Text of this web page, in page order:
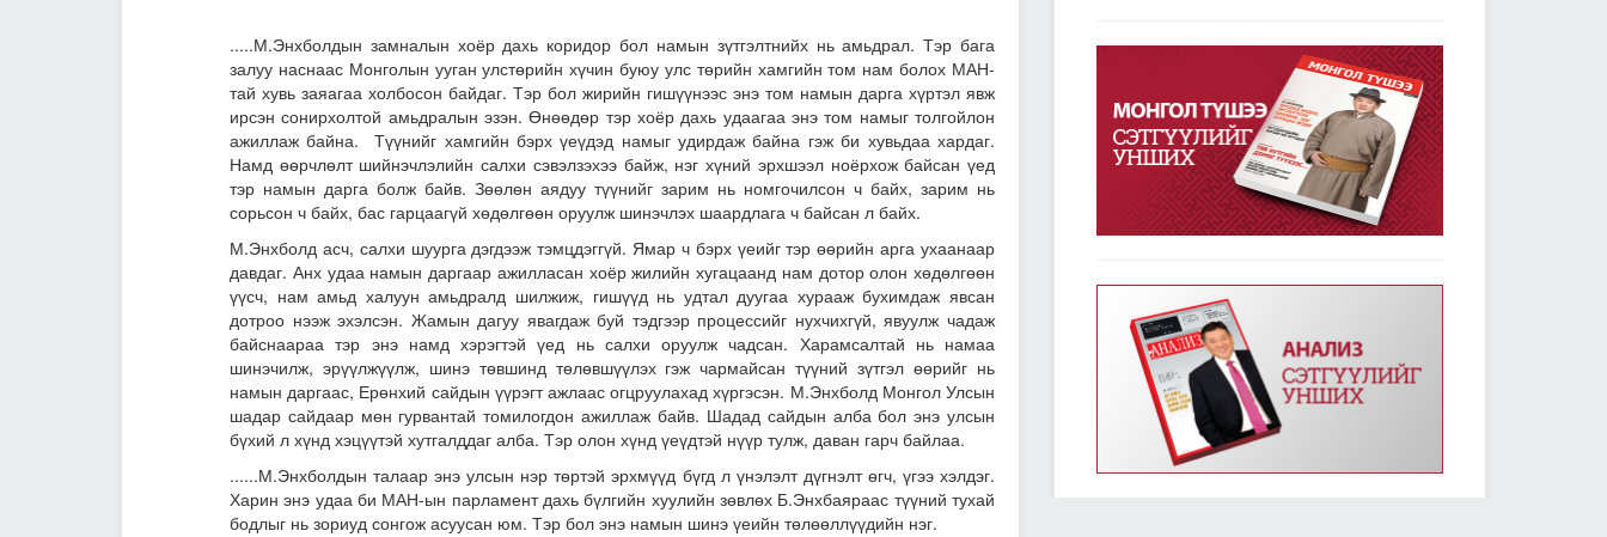
.....М.Энхболдын замналын хоёр дахь коридор бол намын зүтгэлтнийх нь амьдрал. Тэр бага
залуу наснаас Монголын ууган улстөрийн хүчин буюу улс төрийн хамгийн том нам болох МАН-
тай хувь заяагаа холбосон байдаг. Тэр бол жирийн гишүүнээс энэ том намын дарга хүртэл явж
ирсэн сонирхолтой амьдралын эзэн. Өнөөдөр тэр хоёр дахь удаагаа энэ том намыг толгойлон
ажиллаж байна. Түүнийг хамгийн бэрх үеүдэд намыг удирдаж байна гэж би хувьдаа хардаг.
Намд өөрчлөлт шийнэчлэлийн салхи сэвэлзэхээ байж, нэг хүний эрхшээл ноёрхож байсан үед
тэр намын дарга болж байв. Зөөлөн аядуу түүнийг зарим нь номгочилсон ч байх, зарим нь
сорьсон ч байх, бас гарцаагүй хөдөлгөөн оруулж шинэчлэх шаардлага ч байсан л байх.
М.Энхболд асч, салхи шуурга дэгдээж тэмцдэггүй. Ямар ч бэрх үеийг тэр өөрийн арга ухаанаар
давдаг. Анх удаа намын даргаар ажилласан хоёр жилийн хугацаанд нам дотор олон хөдөлгөөн
үүсч, нам амьд халуун амьдралд шилжиж, гишүүд нь удтал дуугаа хурааж бухимдаж явсан
дотроо нээж эхэлсэн. Жамын дагуу явагдаж буй тэдгээр процессийг нухчихгүй, явуулж чадаж
байснаараа тэр энэ намд хэрэгтэй үед нь салхи оруулж чадсан. Харамсалтай нь намаа
шинэчилж, эрүүлжүүлж, шинэ төвшинд төлөвшүүлэх гэж чармайсан түүний зүтгэл өөрийг нь
намын даргаас, Ерөнхий сайдын үүрэгт ажлаас огцруулахад хүргэсэн. М.Энхболд Монгол Улсын
шадар сайдаар мөн гурвантай томилогдон ажиллаж байв. Шадад сайдын алба бол энэ улсын
бүхий л хүнд хэцүүтэй хутгалддаг алба. Тэр олон хүнд үеүдтэй нүүр тулж, даван гарч байлаа.
......М.Энхболдын талаар энэ улсын нэр төртэй эрхмүүд бүгд л үнэлэлт дүгнэлт өгч, үгээ хэлдэг.
Харин энэ удаа би МАН-ын парламент дахь бүлгийн хуулийн зөвлөх Б.Энхбаяраас түүний тухай
бодлыг нь зориуд сонгож асуусан юм. Тэр бол энэ намын шинэ үеийн төлөөллүүдийн нэг.
УИХ-ын энэ долоо хоногийн үйл ажиллагааны
2019/01/21 2370
УИХ-ын чуулганы хуралдааны дэгийн тухай
хуульд нэмэлт оруулах тухай хуулийг баталж,
дөрвөн хуулийн төслийг анхны хэлэлцүүлэгт
2019/01/18 2556
хэлэлцүүлэгт шилжүүлэв
2019/01/18 2356
Улсын Их Хурал - Энэ долоо хоногт /2019.01.07-
2019/01/14 3226
УИХ-ын энэ долоо хоногийн үйл ажиллагааны
хуваарь /2019.01.14-01.18/
2019/01/14 2407